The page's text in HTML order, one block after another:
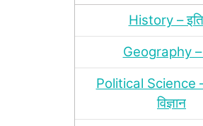
History –
Geography –
Political Science –
विज्ञान